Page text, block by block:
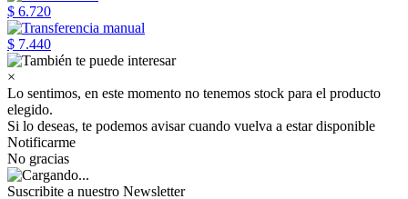
$ 6.720
$ 7.440
×
Lo sentimos, en este momento no tenemos stock para el producto
elegido.
Si lo deseas, te podemos avisar cuando vuelva a estar disponible
Notificarme
No gracias
Suscribite a nuestro Newsletter